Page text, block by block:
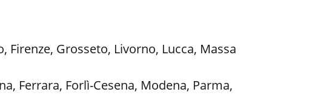
Firenze, Grosseto, Livorno, Lucca, Massa
Ferrara, Forlì-Cesena, Modena, Parma,